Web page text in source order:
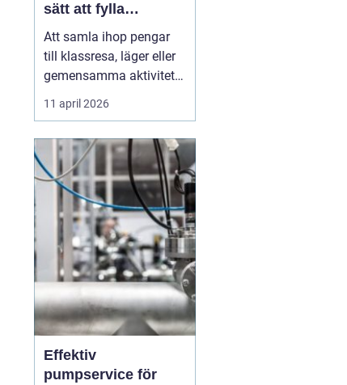
sätt att fylla
klasskassan
Att samla ihop pengar
till klassresa, läger eller
gemensamma aktiviteter
är en återkommande
utmaning i många
tydligt: en minnesvärd
upplevelse där hela
klassen kan följa med.
Vägen dit kräver
däremot planering,
samarbete och ett...
11 april 2026
Effektiv
pumpservice för